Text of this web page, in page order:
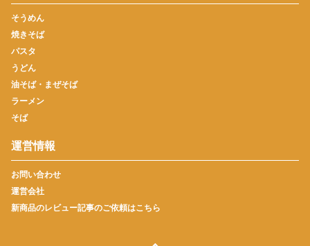
そうめん
焼きそば
パスタ
うどん
油そば・まぜそば
ラーメン
そば
運営情報
お問い合わせ
運営会社
新商品のレビュー記事のご依頼はこちら